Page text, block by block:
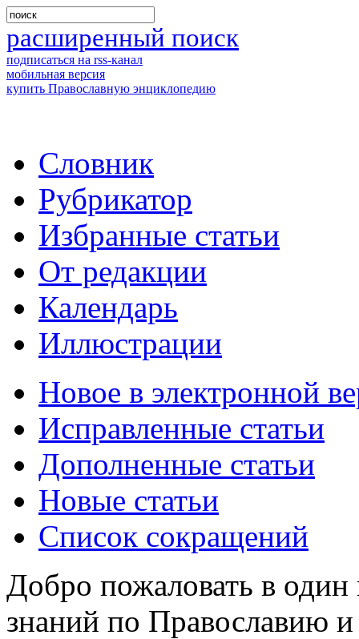
расширенный поиск
подписаться на rss-канал
мобильная версия
купить Православную энциклопедию
Словник
Рубрикатор
Избранные статьи
От редакции
Календарь
Иллюстрации
Новое в электронной
Исправленные статьи
Дополненные статьи
Новые статьи
Список сокращений
Добро пожаловать в
знаний по Православию